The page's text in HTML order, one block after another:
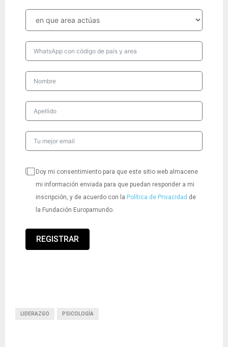
Doy mi consentimiento para que este sitio web almacene
mi información enviada para que puedan responder a mi
inscripción, y de acuerdo con la Política de Privacidad de
la Fundación Europamundo.
REGISTRAR
LIDERAZGO PSICOLOGÍA